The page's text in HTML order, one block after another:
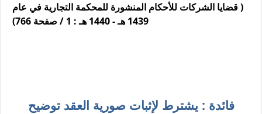
( قضايا الشركات للأحكام المنشورة للمحكمة التجارية في عام
1439 هـ - 1440 هـ : 1 / صفحة 766)
فائدة : يشترط لإثبات صورية العقد توضيح